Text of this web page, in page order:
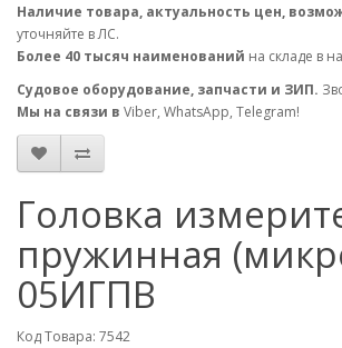
Наличие товара, актуальность цен,
уточняйте в ЛС.
Более 40 тысяч наименований на складе в
Судовое оборудование, запчасти и ЗИП.
Мы на связи в Viber, WhatsApp, Telegram!
Головка
пружинная
05ИГПВ
Код Товара: 7542